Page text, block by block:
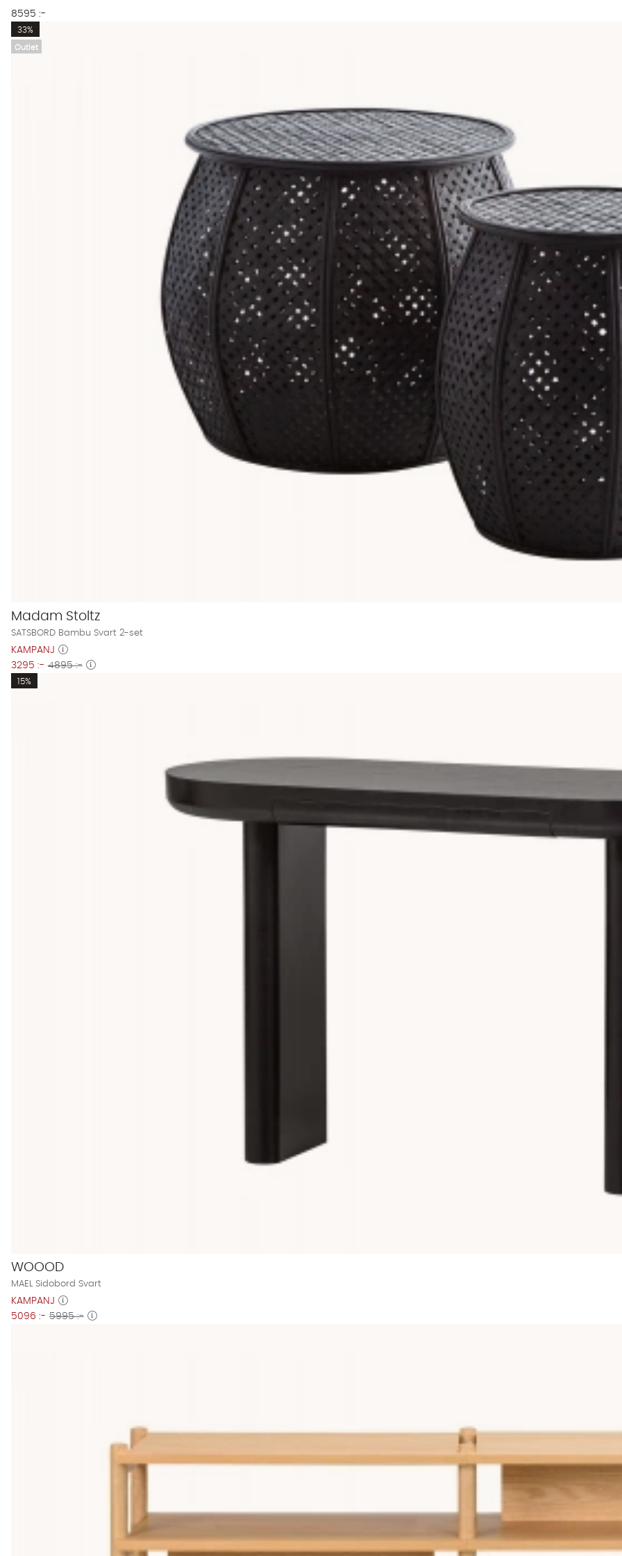
8595 :-
Outlet
33%
Madam Stoltz
SATSBORD Bambu Svart 2-set
KAMPANJ
3295 :- 4895 :-
15%
WOOOD
MAEL Sidobord Svart
KAMPANJ
5096 :- 5995 :-